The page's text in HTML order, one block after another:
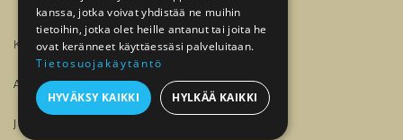
KULLAN HINTA
ARTIKKELIT JA OPPAAT
JALONOM
kanssa, jotka voivat yhdistää ne muihin
tietoihin, jotka olet heille antanut tai joita he
ovat keränneet käyttäessäsi palveluitaan.
Tietosuojakäytäntö
HYVÄKSY KAIKKI HYLKÄÄ KAIKKI